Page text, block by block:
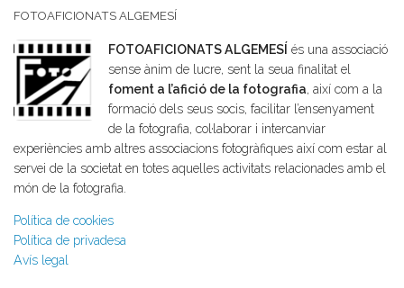
FOTOAFICIONATS ALGEMESÍ
FOTOAFICIONATS ALGEMESÍ és una associació
sense ànim de lucre, sent la seua finalitat el
foment a l’afició de la fotografia, així com a la
formació dels seus socis, facilitar l’ensenyament
de la fotografia, col·laborar i intercanviar
experiències amb altres associacions fotogràfiques així com estar al
servei de la societat en totes aquelles activitats relacionades amb el
món de la fotografia.
Política de cookies
Política de privadesa
Avís legal